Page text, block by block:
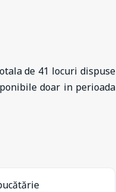
de 41 locuri dispuse
doar in perioada